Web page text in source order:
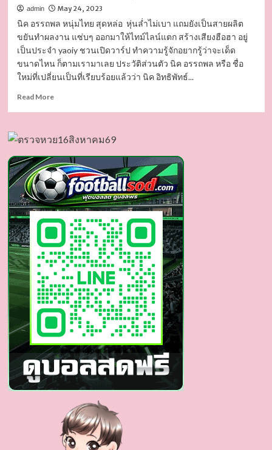
admin May 24, 2023
นิค อรรถพล หนุ่มไทย สุดหล่อ หุ่นล่ำไม่เบา แถมยังเป็นสายผลิต
ขยันทำผลงาน แซ่บๆ ออกมาให้ไทม์ไลน์แตก สร้างเสียงฮือฮา อยู่
เป็นประจำ yaoiy ชวนเปิดวาร์ป ทำความรู้จักอยากรู้ว่าจะเด็ด
ขนาดไหน ก็ตามเรามาเลย ประวัติส่วนตัว นิค อรรถพล หรือ ชื่อ
ใหม่ที่เปลี่ยนเป็นที่เรียบร้อยแล้วว่า นิค อิทธิพัทธ์...
Read MoreRead
อรรถ
หนุ่ม
หล่อ
มาด
แมน
หุ่น
ล่ำ
ขวัญใจ
โซ
เชีย